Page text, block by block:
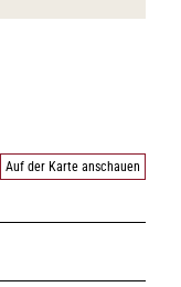
Auf der Karte anschauen